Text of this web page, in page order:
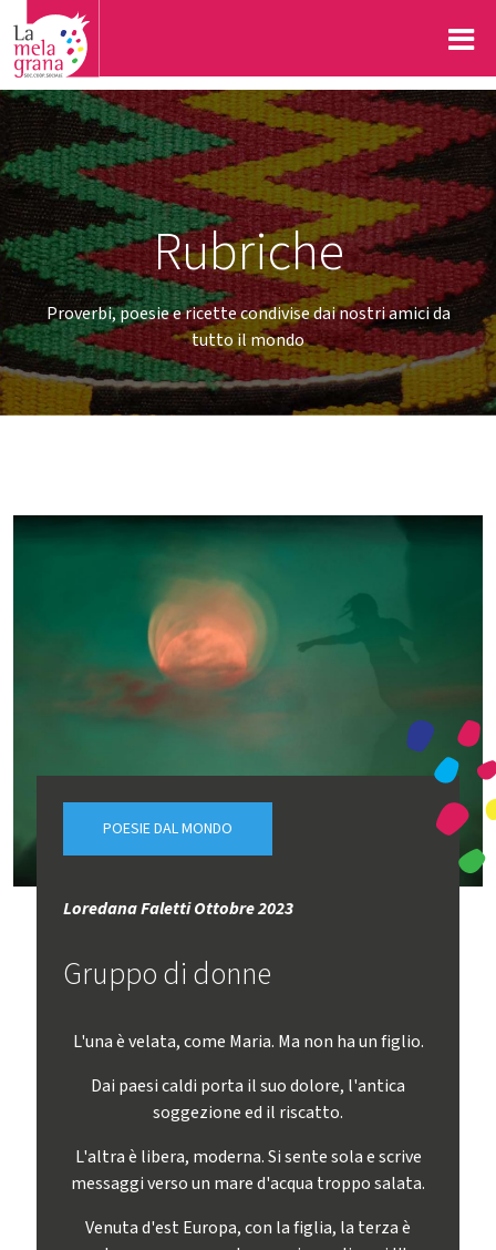
Rubriche
Proverbi, poesie e ricette condivise dai nostri amici da
tutto il mondo
POESIE DAL MONDO
Loredana Faletti Ottobre 2023
Gruppo di donne
L'una è velata, come Maria. Ma non ha un figlio.
Dai paesi caldi porta il suo dolore, l'antica
soggezione ed il riscatto.
L'altra è libera, moderna. Si sente sola e scrive
messaggi verso un mare d'acqua troppo salata.
Venuta d'est Europa, con la figlia, la terza è